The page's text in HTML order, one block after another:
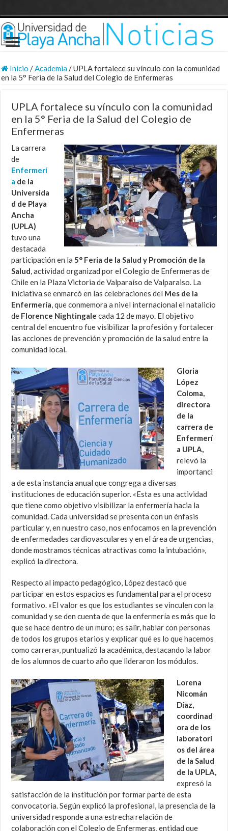
Inicio /Academia/UPLA fortalece su vínculo con la comunidad
en la 5° Feria de la Salud del Colegio de Enfermeras
UPLA fortalece su vínculo con la comunidad
en la 5° Feria de la Salud del Colegio de
Enfermeras
La carrera
de
Enfermerí
a de la
Universida
d de Playa
Ancha
(UPLA)
tuvo una
destacada
participación en la5° Feria de la Salud y Promoción de la
Salud, actividad organizad por el Colegio de Enfermeras de
Chile en la Plaza Victoria de Valparaíso de Valparaiso. La
iniciativa se enmarcó en las celebraciones del Mes de la
Enfermería, que conmemora a nivel internacional el natalicio
de Florence Nightingale cada 12 de mayo. El objetivo
central del encuentro fue visibilizar la profesión y fortalecer
las acciones de prevención y promoción de la salud entre la
comunidad local.
Gloria
López
Coloma,
directora
de la
carrera de
Enfermerí
a UPLA,
relevó la
importanci
a de esta instancia anual que congrega a diversas
instituciones de educación superior. «Esta es una actividad
que tiene como objetivo visibilizar la enfermería hacia la
comunidad. Cada universidad se presenta con un énfasis
particular y, en nuestro caso, nos enfocamos en la prevención
de enfermedades cardiovasculares y en el área de urgencias,
donde mostramos técnicas atractivas como la intubación»,
explicó la directora.
Respecto al impacto pedagógico, López destacó que
participar en estos espacios es fundamental para el proceso
formativo. «El valor es que los estudiantes se vinculen con la
comunidad y se den cuenta de que la enfermería es más que lo
que se hace dentro de un muro; es salir, hablar con personas
de todos los grupos etarios y explicar qué es lo que hacemos
como carrera», puntualizó la académica, destacando la labor
de los alumnos de cuarto año que lideraron los módulos.
Lorena
Nicomán
Díaz,
coordinad
ora de los
laboratori
os del área
de la Salud
de la UPLA,
expresó la
satisfacción de la institución por formar parte de esta
convocatoria. Según explicó la profesional, la presencia de la
universidad responde a una estrecha relación de
colaboración con el Colegio de Enfermeras, entidad que